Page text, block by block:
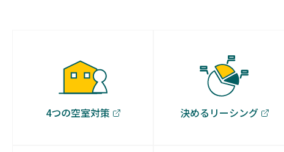
4つの空室対策 決めるリーシング